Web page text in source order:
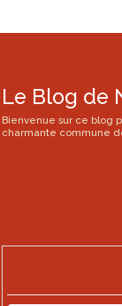
Le Blog de
Bienvenue sur ce blog
charmante commune